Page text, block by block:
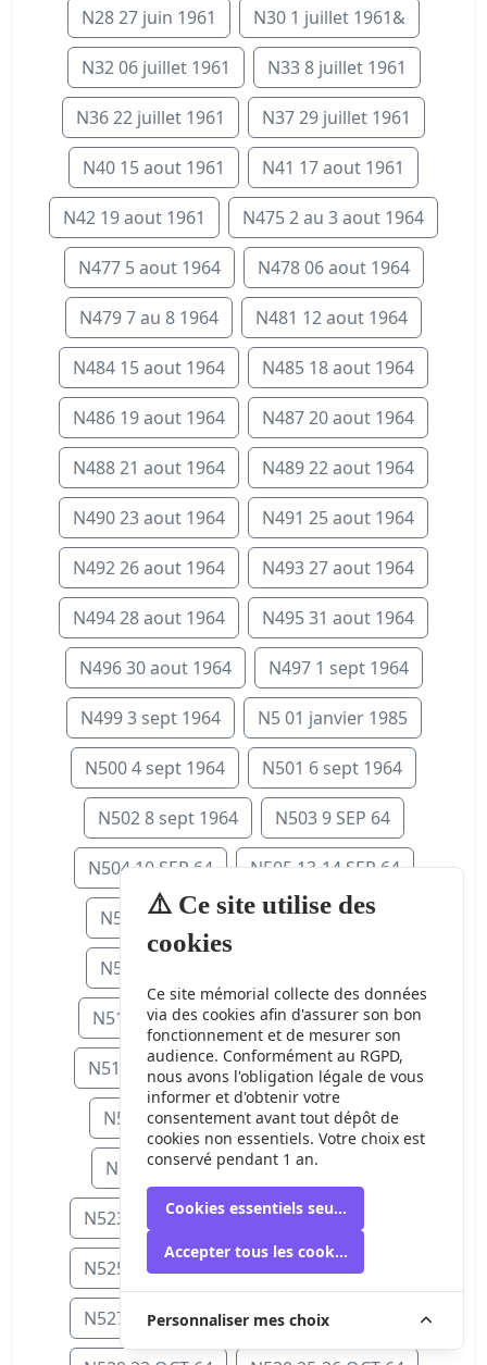
N28 27 juin 1961 N30 1 juillet 1961&
N32 06 juillet 1961 N33 8 juillet 1961
N36 22 juillet 1961 N37 29 juillet 1961
N40 15 aout 1961 N41 17 aout 1961
N42 19 aout 1961 N475 2 au 3 aout 1964
N477 5 aout 1964 N478 06 aout 1964
N479 7 au 8 1964 N481 12 aout 1964
N484 15 aout 1964 N485 18 aout 1964
N486 19 aout 1964 N487 20 aout 1964
N488 21 aout 1964 N489 22 aout 1964
N490 23 aout 1964 N491 25 aout 1964
N492 26 aout 1964 N493 27 aout 1964
N494 28 aout 1964 N495 31 aout 1964
N496 30 aout 1964 N497 1 sept 1964
N499 3 sept 1964 N5 01 janvier 1985
N500 4 sept 1964 N501 6 sept 1964
N502 8 sept 1964 N503 9 SEP 64
N504 10 SEP 64 N505 13-14 SEP 64
N506 15 SEP 64 N507 16 SEP 64
N508 17 SEP 64
N511 20-21 SEP 64 N512 23 SEP 6
N514 25 SEP 64 N515 27-28 SEP 64
N516 30 SEP 64 N518 5 OCT 64
N519 6 OCT 64 N522 9 OCT 64
N523 11-12 OCT 64 N524 13 OCT 64
N525 15 OCT 64 N526 16-17 OCT 64
N527 17-18 OCT 64 N528 21 OCT 64
⚠️ Ce site utilise des
cookies
Ce site mémorial collecte des données
via des cookies afin d'assurer son bon
fonctionnement et de mesurer son
audience. Conformément au RGPD,
nous avons l'obligation légale de vous
informer et d'obtenir votre
consentement avant tout dépôt de
cookies non essentiels. Votre choix est
conservé pendant 1 an.
Cookies essentiels seulement
Accepter tous les cookies
Personnaliser mes choix